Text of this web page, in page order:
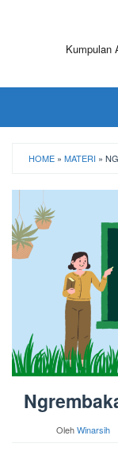
Kumpulan
HOME » MATERI »
OlehWinarsih